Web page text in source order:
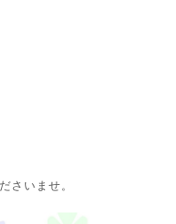
さいませ。